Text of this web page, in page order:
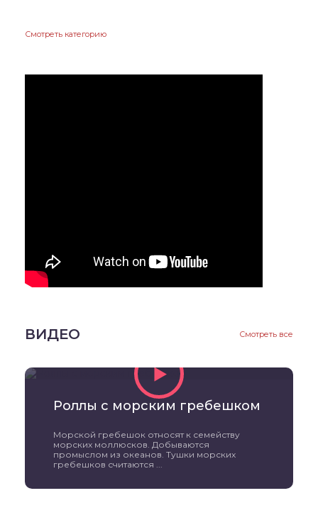
Смотреть категорию
ВИДЕО Смотреть все
Роллы с морским гребешком
Морской гребешок относят к семейству
морских моллюсков. Добываются
промыслом из океанов. Тушки морских
гребешков считаются ...